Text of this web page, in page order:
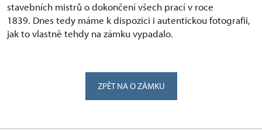
stavebních mistrů o dokončení všech prací v roce
1839. Dnes tedy máme k dispozici i autentickou fotografii,
jak to vlastně tehdy na zámku vypadalo.
ZPĚT NA O ZÁMKU